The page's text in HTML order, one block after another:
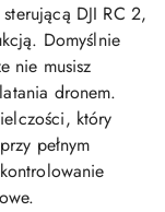
DJI RC 2,
Domyślnie
nie musisz
dronem.
który
pełnym